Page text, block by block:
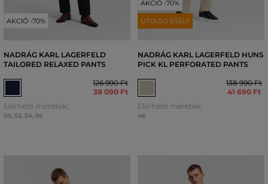
AKCIÓ -70%
NADRÁG KARL LAGERFELD
TAILORED RELAXED PANTS
126 990 Ft
38 090 Ft
Elérhető méretek:
50 52 54 56
AKCIÓ -70%
UTOLSÓ ESÉLY
NADRÁG KARL LAGERFELD HUNS
PICK KL PERFORATED PANTS
138 990 Ft
41 690 Ft
Elérhető méretek:
46